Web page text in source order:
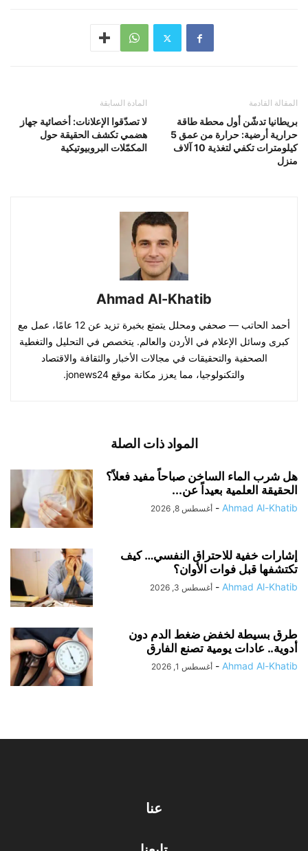
المادة السابقة
لا تصدّقوا الإعلانات: أخصائية جهاز
هضمي تكشف الحقيقة حول
المكمّلات البروبيوتيكية
المقالة القادمة
بريطانيا تدشّن أول محطة طاقة
حرارية أرضية: حرارة من عمق 5
كيلومترات تكفي لتغذية 10 آلاف
منزل
Ahmad Al-Khatib
أحمد الحاتب — صحفي ومحلل يتمتع بخبرة تزيد عن 12 عامًا، عمل مع
كبرى وسائل الإعلام في الأردن والعالم. يتخصص في التحليل والتغطية
الصحفية والتحقيقات في مجالات الأخبار والثقافة والاقتصاد
والتكنولوجيا، مما يعزز مكانة موقع jonews24.
المواد ذات الصلة
هل شرب الماء الساخن صباحاً مفيد فعلاً؟
الحقيقة العلمية بعيداً عن...
Ahmad Al-Khatib
- أغسطس 8, 2026
إشارات خفية للاحتراق النفسي… كيف
تكتشفها قبل فوات الأوان؟
Ahmad Al-Khatib
- أغسطس 3, 2026
طرق بسيطة لخفض ضغط الدم دون
أدوية.. عادات يومية تصنع الفارق
Ahmad Al-Khatib
- أغسطس 1, 2026
عنا